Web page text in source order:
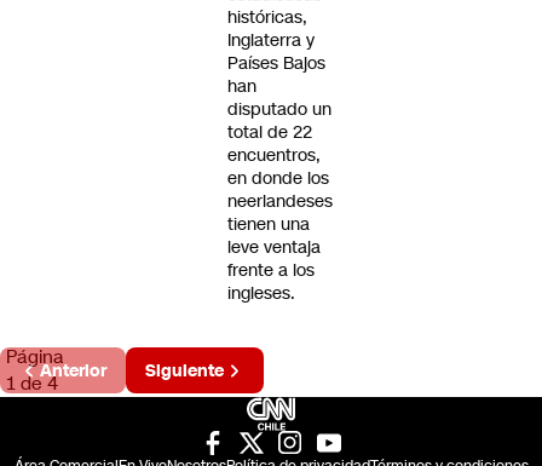
históricas,
Inglaterra y
Países Bajos
han
disputado un
total de 22
encuentros,
en donde los
neerlandeses
tienen una
leve ventaja
frente a los
ingleses.
Página
1 de 4
Anterior Siguiente